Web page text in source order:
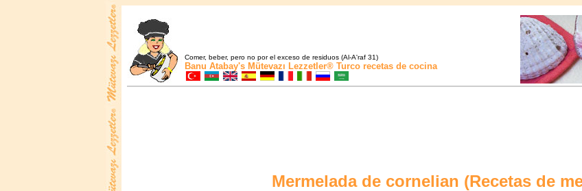
Comer, beber, pero no por el exceso de residuos (Al-A'raf 31)
Banu Atabay's Mütevazı Lezzetler® Turco recetas de cocina
Mermelada de cornelian (Recetas de